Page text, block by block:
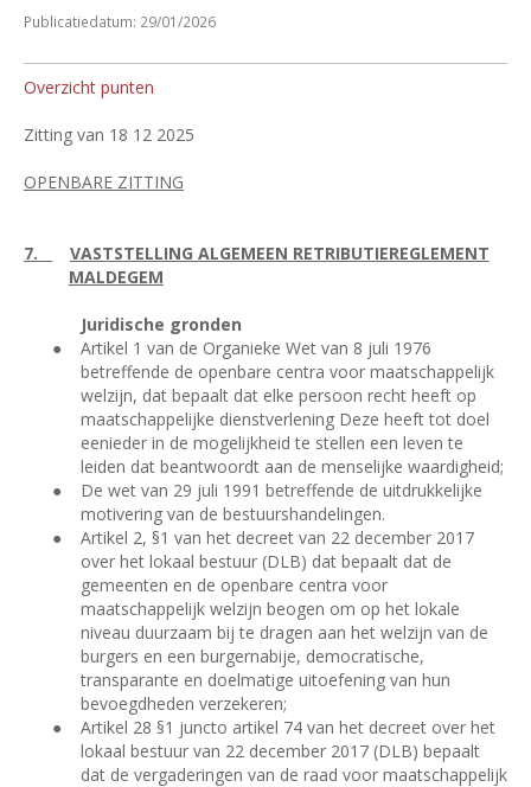
Publicatiedatum: 29/01/2026
Overzicht punten
Zitting van 18 12 2025
OPENBARE ZITTING
7.
VASTSTELLING ALGEMEEN RETRIBUTIEREGLEMENT
MALDEGEM
Juridische gronden
●
Artikel 1 van de Organieke Wet van 8 juli 1976
betreffende de openbare centra voor maatschappelijk
welzijn, dat bepaalt dat elke persoon recht heeft op
maatschappelijke dienstverlening Deze heeft tot doel
eenieder in de mogelijkheid te stellen een leven te
leiden dat beantwoordt aan de menselijke waardigheid;
●
De wet van 29 juli 1991 betreffende de uitdrukkelijke
motivering van de bestuurshandelingen.
●
Artikel 2, §1 van het decreet van 22 december 2017
over het lokaal bestuur (DLB) dat bepaalt dat de
gemeenten en de openbare centra voor
maatschappelijk welzijn beogen om op het lokale
niveau duurzaam bij te dragen aan het welzijn van de
burgers en een burgernabije, democratische,
transparante en doelmatige uitoefening van hun
bevoegdheden verzekeren;
●
Artikel 28 §1 juncto artikel 74 van het decreet over het
lokaal bestuur van 22 december 2017 (DLB) bepaalt
dat de vergaderingen van de raad voor maatschappelijk